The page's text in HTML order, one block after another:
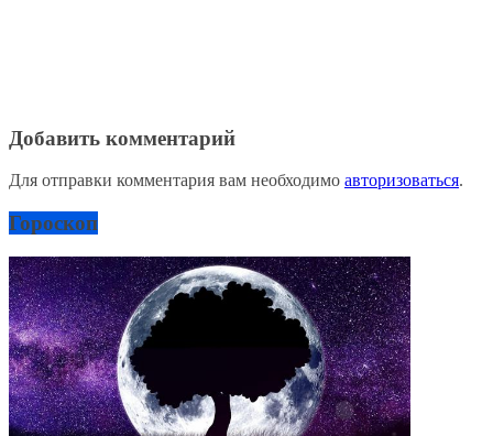
Добавить комментарий
Для отправки комментария вам необходимо авторизоваться.
Гороскоп